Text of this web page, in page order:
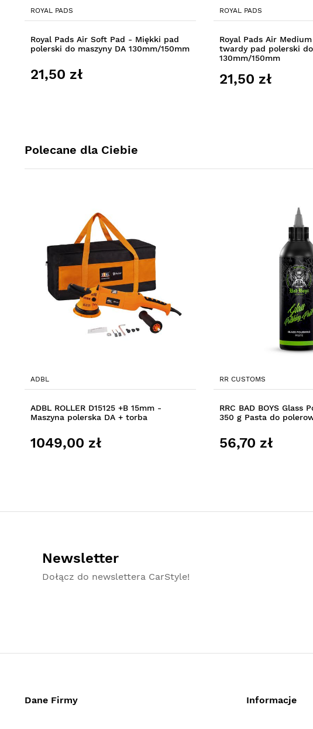
ROYAL PADS
Royal Pads Air Soft Pad - Miękki pad
polerski do maszyny DA 130mm/150mm
21,50 zł
ROYAL PADS
Royal Pads Air
twardy pad polerski do
130mm/150mm
21,50 zł
Polecane dla Ciebie
ADBL
ADBL ROLLER D15125 +B 15mm -
Maszyna polerska DA + torba
1049,00 zł
RR CUSTOMS
RRC BAD BOYS Glass
350 g Pasta do
56,70 zł
Newsletter
Dołącz do newslettera CarStyle!
Dane Firmy Informacje